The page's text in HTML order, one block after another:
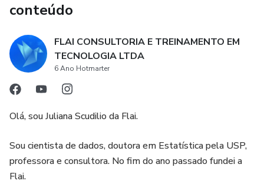
conteúdo
FLAI CONSULTORIA E TREINAMENTO EM
TECNOLOGIA LTDA
6 Ano Hotmarter
Olá, sou Juliana Scudilio da Flai.
Sou cientista de dados, doutora em Estatística pela USP,
professora e consultora. No fim do ano passado fundei a
Flai.